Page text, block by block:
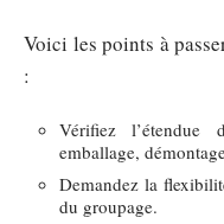
Voici les points à
:
Vérifiez l’étendue
emballage,
Demandez la
du groupage.